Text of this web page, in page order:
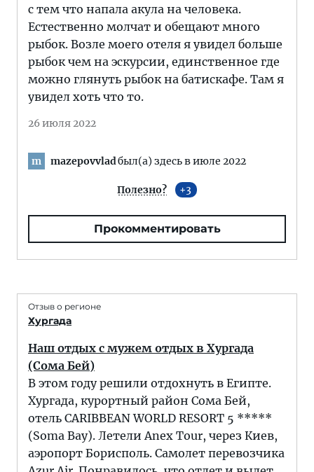
с тем что напала акула на человека.
Естественно молчат и обещают много
рыбок. Возле моего отеля я увидел больше
рыбок чем на эскурсии, единственное где
можно глянуть рыбок на батискафе. Там я
увидел хоть что то.
26 июля 2022
m mazepovvladбыл(а) здесь в июле 2022
Полезно? 3
Прокомментировать
Отзыв о регионе
Хургада
Наш отдых с мужем отдых в Хургада
(Сома Бей)
В этом году решили отдохнуть в Египте.
Хургада, курортный район Сома Бей,
отель CARIBBEAN WORLD RESORT 5 *****
(Soma Bay). Летели Anex Tour, через Киев,
аэропорт Борисполь. Самолет перевозчика